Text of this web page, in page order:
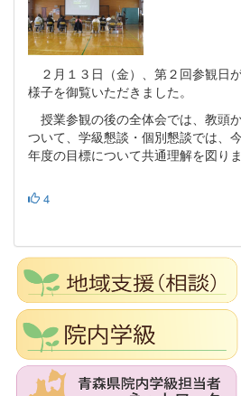
２月１３日（金）、第２回参観日
様子を御覧いただきました。
授業参観の後の全体会では、教頭
ついて、学級懇談・個別懇談では、
年度の目標について共通理解を図りま
4